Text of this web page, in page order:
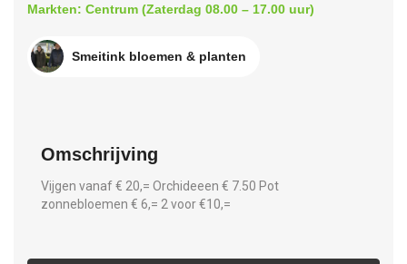
Markten: Centrum (Zaterdag 08.00 – 17.00 uur)
Smeitink bloemen & planten
Omschrijving
Vijgen vanaf € 20,= Orchideeen € 7.50 Pot
zonnebloemen € 6,= 2 voor €10,=